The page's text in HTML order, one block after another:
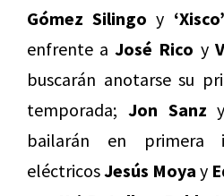
Gómez Silingo y
enfrente aJosé Rico y
buscarán anotarse su
temporada; Jon Sanz y
bailarán en primera
eléctricosJesús Moya y